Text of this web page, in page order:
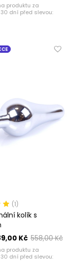
produktu za
dní před slevou:
(1)
kolík s
558,00 Kč
Kč
produktu za
dní před slevou: